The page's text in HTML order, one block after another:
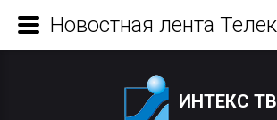
ИНТЕКС ТВ